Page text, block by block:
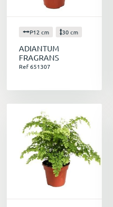
P12 cm 30 cm
ADIANTUM
FRAGRANS
Ref 651307